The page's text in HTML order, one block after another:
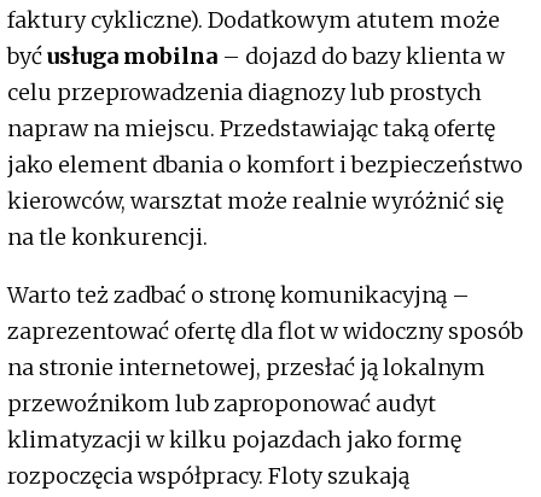
faktury cykliczne). Dodatkowym atutem może
byćusługa mobilna – dojazd do bazy klienta w
celu przeprowadzenia diagnozy lub prostych
napraw na miejscu. Przedstawiając taką ofertę
jako element dbania o komfort i bezpieczeństwo
kierowców, warsztat może realnie wyróżnić się
na tle konkurencji.
Warto też zadbać o stronę komunikacyjną –
zaprezentować ofertę dla flot w widoczny sposób
na stronie internetowej, przesłać ją lokalnym
przewoźnikom lub zaproponować audyt
klimatyzacji w kilku pojazdach jako formę
rozpoczęcia współpracy. Floty szukają